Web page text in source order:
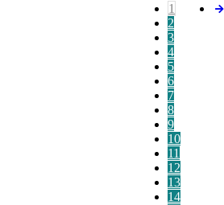
1
2
3
4
5
6
7
8
9
10
11
12
13
14